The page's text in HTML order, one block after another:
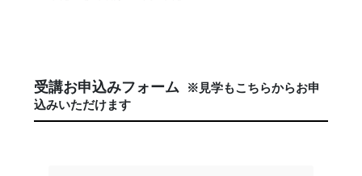
受講お申込みフォーム
※見学もこちらからお申
込みいただけます